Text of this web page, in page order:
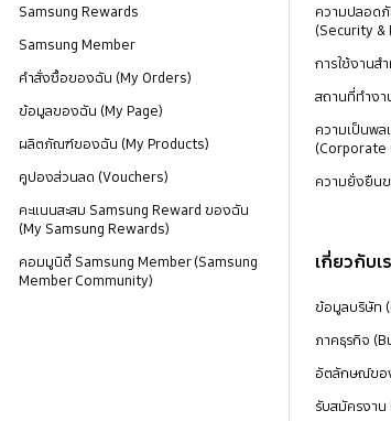
Samsung Rewards
Samsung Member
คำสั่งซื้อของฉัน (My Orders)
ข้อมูลของฉัน (My Page)
ผลิตภัณฑ์ของฉัน (My Products)
คูปองส่วนลด (Vouchers)
คะแนนสะสม Samsung Reward ของฉัน
(My Samsung Rewards)
คอมมูนิตี้ Samsung Member (Samsung
Member Community)
ความปลอด
(Security &
การใช้งานส
สถานที่ทำง
ความเป็นพ
(Corporate
ความยั่งยืน
เกี่ยวกับเ
ข้อมูลบริษัท
ภาคธุรกิจ
อัตลักษณ์ขอ
รับสมัครงา